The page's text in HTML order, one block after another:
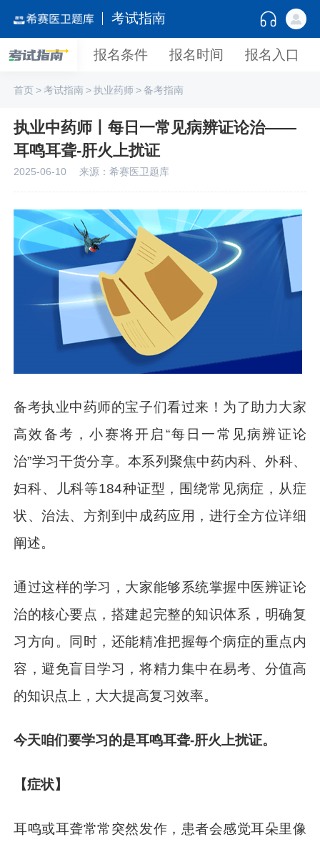
考试指南
报名条件 报名时间 报名入口
首页>考试指南>执业药师> 备考指南
执业中药师丨每日一常见病辨证论治——
耳鸣耳聋-肝火上扰证
2025-06-10 来源：希赛医卫题库
备考执业中药师的宝子们看过来！为了助力大家
高效备考，小赛将开启“每日一常见病辨证论
治”学习干货分享。本系列聚焦中药内科、外科、
妇科、儿科等184种证型，围绕常见病症，从症
状、治法、方剂到中成药应用，进行全方位详细
阐述。
通过这样的学习，大家能够系统掌握中医辨证论
治的核心要点，搭建起完整的知识体系，明确复
习方向。同时，还能精准把握每个病症的重点内
容，避免盲目学习，将精力集中在易考、分值高
的知识点上，大大提高复习效率。
今天咱们要学习的是耳鸣耳聋-肝火上扰证。
【症状】
耳鸣或耳聋常常突然发作，患者会感觉耳朵里像